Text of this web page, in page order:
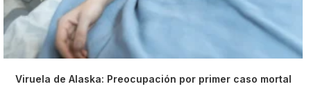
Viruela de Alaska: Preocupación por primer caso mortal